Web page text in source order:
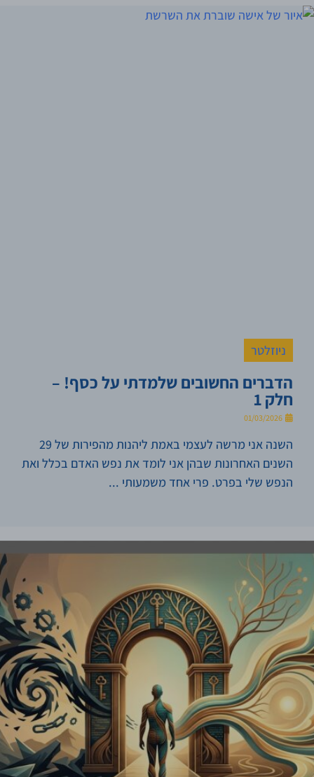
ניוזלטר
הדברים החשובים שלמדתי על כסף! –
חלק 1
השנה אני מרשה לעצמי באמת ליהנות מהפירות של 29
השנים האחרונות שבהן אני לומד את נפש האדם בכלל ואת
הנפש שלי בפרט. פרי אחד משמעותי ...